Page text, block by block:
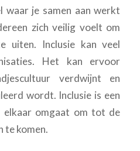
waar je samen aan werkt
zich veilig voelt om
uiten. Inclusie kan veel
Het kan ervoor
verdwijnt en
wordt. Inclusie is een
elkaar omgaat om tot de
te komen.